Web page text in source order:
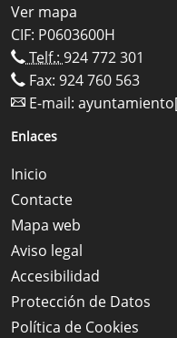
Ver mapa
CIF: P0603600H
Telf.: 924 772 301
Fax: 924 760 563
E-mail:
Enlaces
Inicio
Contacte
Mapa web
Aviso legal
Accesibilidad
Protección de Datos
Política de Cookies